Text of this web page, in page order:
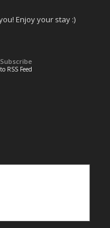
Enjoy your stay :)
Subscribe
to RSS Feed